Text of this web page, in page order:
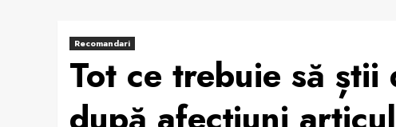
Recomandari
Tot ce trebuie să știi